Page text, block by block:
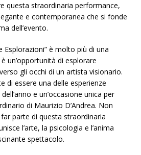
questa straordinaria performance,
e contemporanea che si fonde
dell’evento.
Esplorazioni” è molto più di una
un’opportunità di esplorare
gli occhi di un artista visionario.
di essere una delle esperienze
e un’occasione unica per
di Maurizio D’Andrea. Non
parte di questa straordinaria
l’arte, la psicologia e l’anima
spettacolo.